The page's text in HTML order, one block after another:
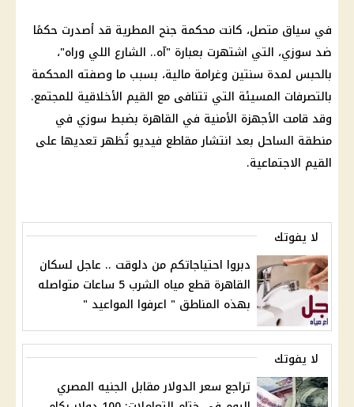
في سياق متصل، كانت محكمة جنح المطرية قد أصدرت حكمًا
ضد سوزي، التي اشتهرت بعبارة "آه.. الشارع اللي وراه"،
بالحبس لمدة سنتين وغرامة مالية، بسبب ما وصفته المحكمة
بالتصرفات المسيئة التي تتنافى مع القيم الأخلاقية للمجتمع.
وقد قامت الأجهزة الأمنية في القاهرة بضبط سوزي في
منطقة الساحل بعد انتشار مقاطع فيديو تُظهر تعديها على
القيم الاجتماعية.
لا يفوتك
دبروا احتياجاتكم من دلوقت .. عاجل لسكان
القاهرة قطع مياه الشرب 5 ساعات متواصله
بهذه المناطق " اعرفوا المواعيد "
لا يفوتك
تراجع سعر الدولار مقابل الجنيه المصري